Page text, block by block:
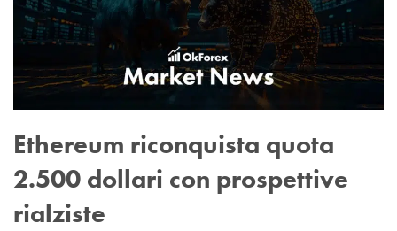
Ethereum riconquista quota
2.500 dollari con prospettive
rialziste